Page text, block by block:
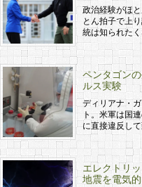
政治経験がほ
とん拍子で上
統は知られた
ペンタゴン
ルス実験
ディリアナ・
ト。米軍は国
に直接違反し
エレクトリ
地震を電気